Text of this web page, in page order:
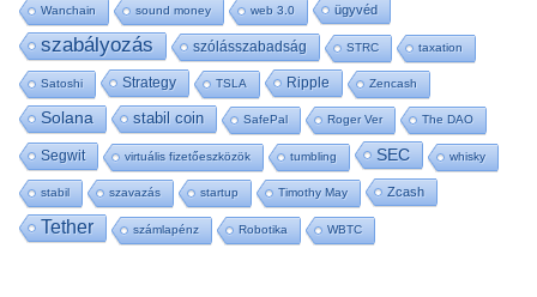
Wanchain sound money web 3.0 ügyvéd
szabályozás szólásszabadság STRC taxation
Satoshi Strategy TSLA Ripple Zencash
Solana stabil coin SafePal Roger Ver The DAO
Segwit virtuális fizetőeszközök tumbling SEC whisky
stabil szavazás startup Timothy May Zcash
Tether számlapénz Robotika WBTC